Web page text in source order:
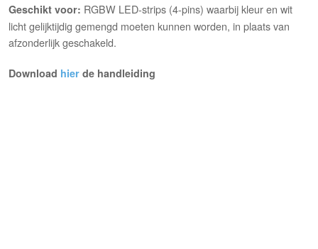
Geschikt voor: RGBW LED-strips (4-pins) waarbij kleur en wit
licht gelijktijdig gemengd moeten kunnen worden, in plaats van
afzonderlijk geschakeld.
Download hier de handleiding